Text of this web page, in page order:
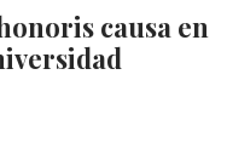
causa en